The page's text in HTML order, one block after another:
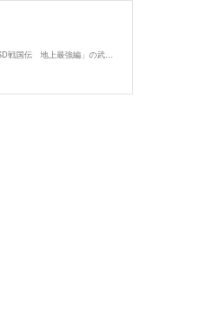
青龍頑駄無とは「新SD戦国伝 地上最強編」の武者頑駄無である。